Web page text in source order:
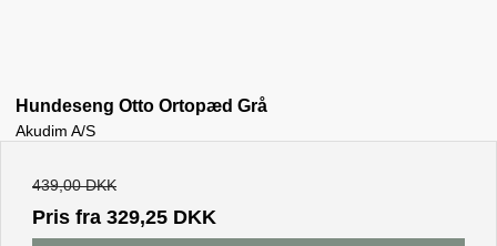
Hundeseng Otto Ortopæd Grå
Akudim A/S
439,00 DKK
Pris fra 329,25 DKK